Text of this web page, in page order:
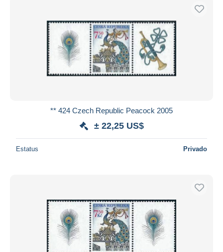
** 424 Czech Republic Peacock 2005
± 22,25 US$
Estatus Privado